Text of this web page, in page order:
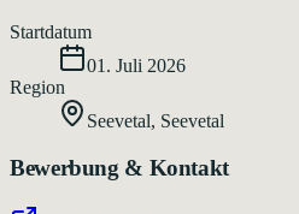
Startdatum
01. Juli 2026
Region
Seevetal, Seevetal
Bewerbung & Kontakt